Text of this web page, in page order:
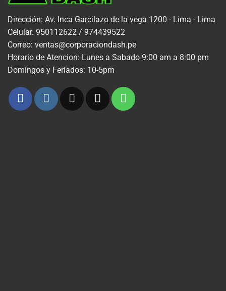
Dirección: Av. Inca Garcilazo de la vega 1200 - Lima - Lima
Celular. 950112622 / 974439522
Correo: ventas@corporaciondash.pe
Horario de Atencion: Lunes a Sabado 9:00 am a 8:00 pm
Domingos y Feriados: 10-5pm